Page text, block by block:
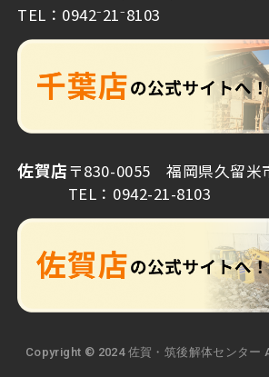
TEL：0942⁻21⁻8103
佐賀店〒830-0055 福岡県久留米
TEL：0942-21-8103
Copyright © 2024 佐賀・筑後解体センター